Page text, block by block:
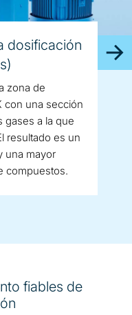
dosificación
zona de
con una sección
gases a la que
resultado es un
una mayor
compuestos.
fiables de